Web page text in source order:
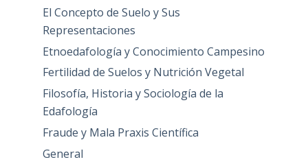
El Concepto de Suelo y Sus
Representaciones
Etnoedafología y Conocimiento Campesino
Fertilidad de Suelos y Nutrición Vegetal
Filosofía, Historia y Sociología de la
Edafología
Fraude y Mala Praxis Científica
General